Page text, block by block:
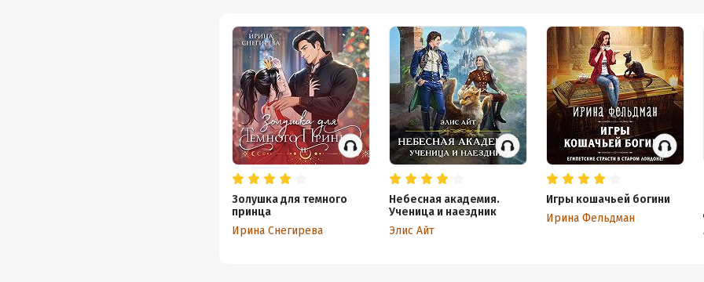
Золушка для темного
принца
Ирина Снегирева
Небесная академия.
Ученица и наездник
Элис Айт
Игры кошачьей богини
Ирина Фельдман